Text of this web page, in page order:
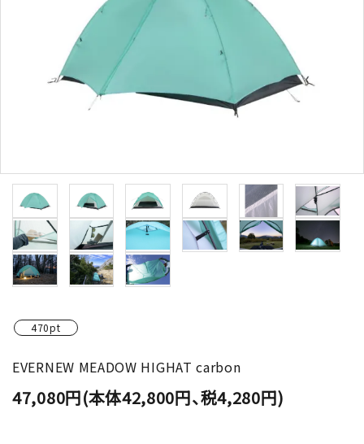
470pt
EVERNEW MEADOW HIGHAT carbon
47,080円(本体42,800円、税4,280円)